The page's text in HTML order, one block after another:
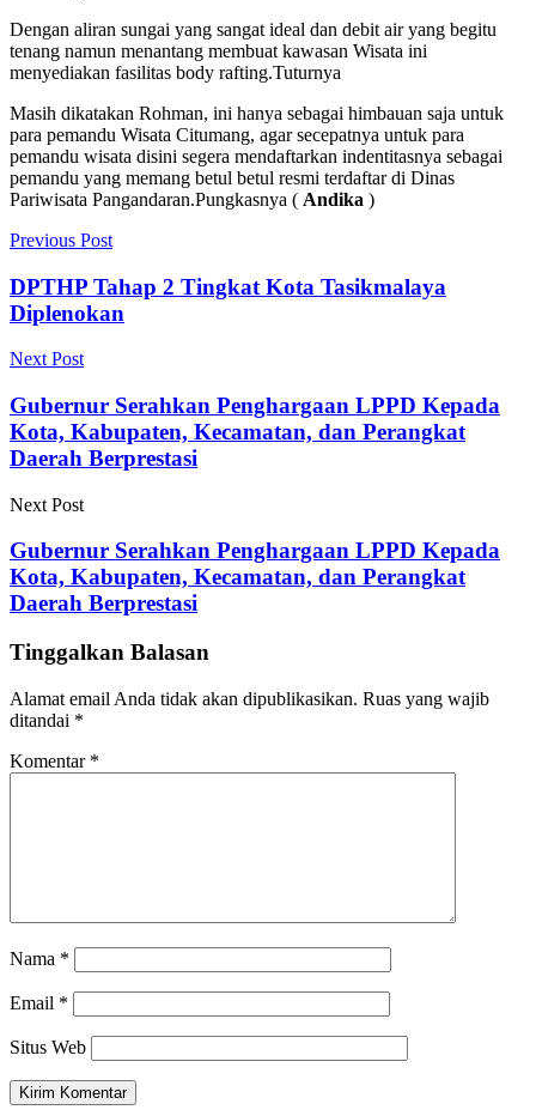
Dengan aliran sungai yang sangat ideal dan debit air yang begitu
tenang namun menantang membuat kawasan Wisata ini
menyediakan fasilitas body rafting.Tuturnya
Masih dikatakan Rohman, ini hanya sebagai himbauan saja untuk
para pemandu Wisata Citumang, agar secepatnya untuk para
pemandu wisata disini segera mendaftarkan indentitasnya sebagai
pemandu yang memang betul betul resmi terdaftar di Dinas
Pariwisata Pangandaran.Pungkasnya ( Andika )
Previous Post
DPTHP Tahap 2 Tingkat Kota Tasikmalaya
Diplenokan
Next Post
Gubernur Serahkan Penghargaan LPPD Kepada
Kota, Kabupaten, Kecamatan, dan Perangkat
Daerah Berprestasi
Next Post
Gubernur Serahkan Penghargaan LPPD Kepada
Kota, Kabupaten, Kecamatan, dan Perangkat
Daerah Berprestasi
Tinggalkan Balasan
Alamat email Anda tidak akan dipublikasikan. Ruas yang wajib
ditandai *
Komentar *
Nama *
Email *
Situs Web